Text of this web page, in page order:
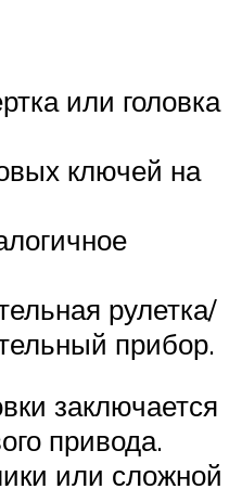
или головка
ключей на
рулетка/
прибор.
заключается
привода.
или сложной